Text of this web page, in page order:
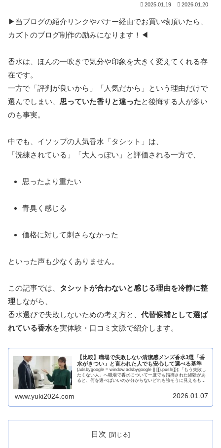
2025.01.19 2026.01.20
▶当ブログの紹介リンクやバナー経由でお買い物頂いたら、
カズトのブログ制作の励みになります！◀
香水は、ほんの一吹きで気分や印象を大きく変えてくれる存
在です。
一方で「評判が良いから」「人気だから」という理由だけで
選んでしまい、 思っていた香りと違ったと後悔する人が多い
のも事実。
中でも、イソップの人気香水「タシット」は、
「洗練されている」「大人っぽい」と評価される一方で、
思ったより重たい
青臭く感じる
価格に対して刺さらなかった
といった声も少なくありません。
この記事では、 タシットが合わないと感じる理由を冷静に整
理しながら、
香水選びで失敗しないための考え方と、 代替候補として選ば
れている香水を実体験・口コミ文脈で紹介します。
【比較】職場で失敗しない清潔感メンズ香水3選「香
水がきつい」と言われた人でも安心して選べる基準
(adsbygoogle = window.adsbygoogle || []).push({});「もう失敗し
たくない人」へ職場で香水について一度でも指摘された経験があ
ると、何を選べばいいのか分からないどれも強そうに見えるもう
www.yuki2024.com 2026.01.07
目次